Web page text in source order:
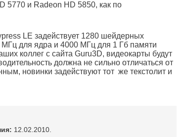
5770 и Radeon HD 5850, как по
LE задействует 1280 шейдерных
МГц для ядра и 4000 МГц для 1 Гб памяти
коллег с сайта Guru3D, видеокарты будут
должна не сильно отличаться от
новинки задействуют тот же текстолит и
12.02.2010.